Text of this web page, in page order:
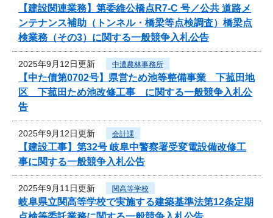
【建設関連業務】第委維公橋点R7-C 号／公共 道路メ
ンテナンス補助（トンネル・橋梁等点検調査）橋梁点
検業務（その3）に関する一般競争入札公告
2025年9月12日更新 中濃農林事務所
【中た債第0702号】県営ため池等整備事業 下菰田地
区 下菰田ため池改修工事 に関する一般競争入札公
告
2025年9月12日更新 会計課
【建設工事】第32号 岐阜中警察署受変電設備改修工
事に関する一般競争入札公告
2025年9月11日更新 関高等学校
岐阜県立関高等学校で実施する建築基準法第12条定期